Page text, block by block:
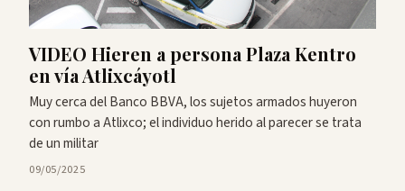
VIDEO Hieren a persona Plaza Kentro
en vía Atlixcáyotl
Muy cerca del Banco BBVA, los sujetos armados huyeron
con rumbo a Atlixco; el individuo herido al parecer se trata
de un militar
09/05/2025